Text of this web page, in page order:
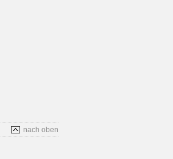
nach oben